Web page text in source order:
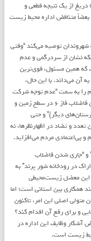
دریغ از یک نتیجه قطعی و
متناقض اداره محیط زیست
شهروندان توصیه می‌کند “وقتی
نشان از سردرگمی و عدم
که همین مسئول، قوی‌ترین
آن می‌داند. با این حال،
را به سمت “عدم توجه شرکت
عمران به فاضلاب برج‌های بلندمرتبه”، “جاری شدن فاضلاب فاز ۶ در سطح زمین و
دیگر)” و حتی
و تضاد در اظهارنظرها، نه
و بی‌اعتمادی مردم می‌افزاید.
و “جاری شدن فاضلاب
در رودخانه شور پرند” به
این معضل زیست‌محیطی
بین استانی است؛ اما
اصلی این امر، تاکنون
و برای رفع آن اقدام کند؟
آشکار وظایف این اداره در
زیست است.